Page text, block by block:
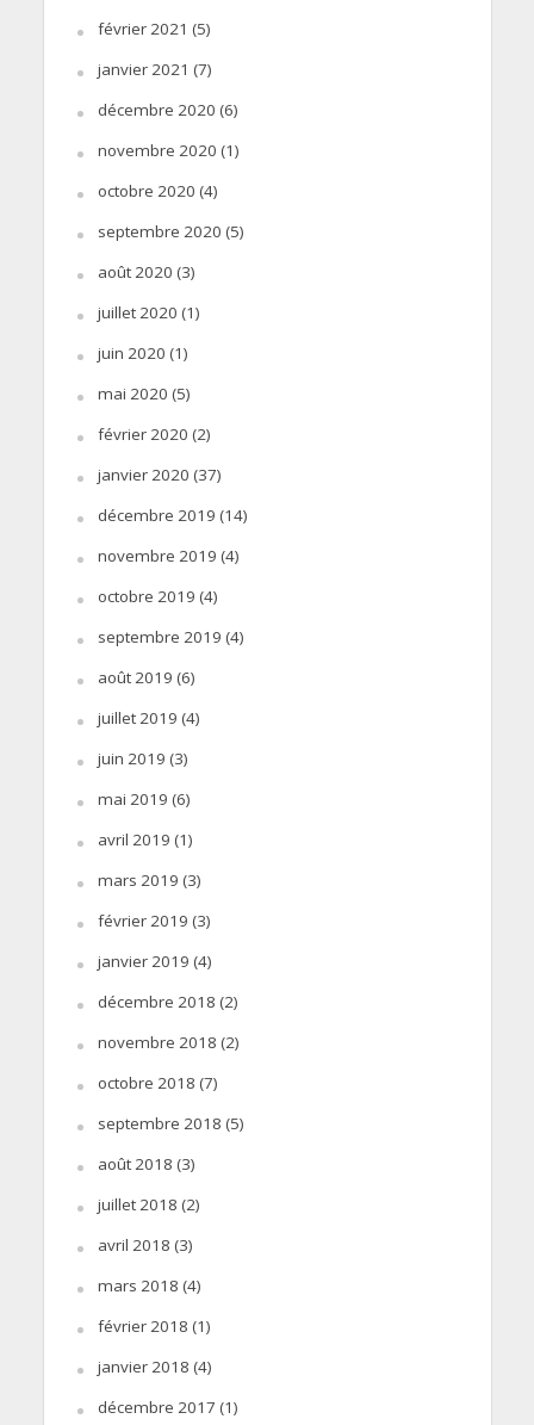
février 2021 (5)
janvier 2021 (7)
décembre 2020 (6)
novembre 2020 (1)
octobre 2020 (4)
septembre 2020 (5)
août 2020 (3)
juillet 2020 (1)
juin 2020 (1)
mai 2020 (5)
février 2020 (2)
janvier 2020 (37)
décembre 2019 (14)
novembre 2019 (4)
octobre 2019 (4)
septembre 2019 (4)
août 2019 (6)
juillet 2019 (4)
juin 2019 (3)
mai 2019 (6)
avril 2019 (1)
mars 2019 (3)
février 2019 (3)
janvier 2019 (4)
décembre 2018 (2)
novembre 2018 (2)
octobre 2018 (7)
septembre 2018 (5)
août 2018 (3)
juillet 2018 (2)
avril 2018 (3)
mars 2018 (4)
février 2018 (1)
janvier 2018 (4)
décembre 2017 (1)